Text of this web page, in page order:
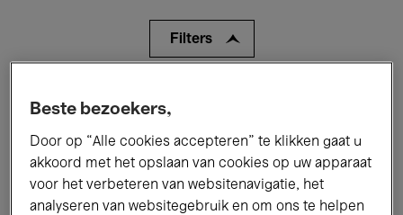
Filters
Tentoonstellingen Films
Performances Lezingen & Debatten
Beste bezoekers,
Door op “Alle cookies accepteren” te klikken gaat u
akkoord met het opslaan van cookies op uw apparaat
voor het verbeteren van websitenavigatie, het
analyseren van websitegebruik en om ons te helpen